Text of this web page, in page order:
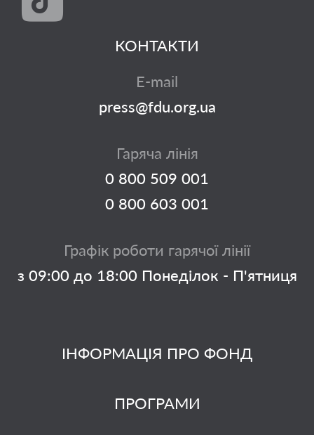
ІНФОРМАЦІЯ ПРО ФОНД
ПРОГРАМИ
КОНТАКТИ
E-mail
press@fdu.org.ua
Гаряча лінія
0 800 509 001
0 800 603 001
Графік роботи гарячої лінії
з 09:00 до 18:00 Понеділок - П'ятниця